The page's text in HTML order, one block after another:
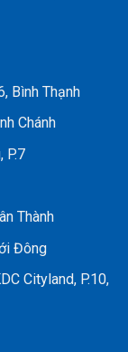
Bình Thạnh
Chánh
P.7
Thành
Đông
Cityland, P.10,